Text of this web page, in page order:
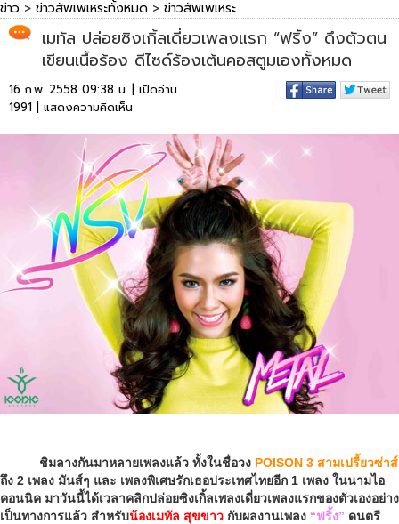
ข่าว > ข่าวสัพเพเหระทั้งหมด > ข่าวสัพเพเหระ
เมทัล ปล่อยซิงเกิ้ลเดี่ยวเพลงแรก “ฟริ้ง” ดึงตัวตน
เขียนเนื้อร้อง ดีไซด์ร้องเต้นคอสตูมเองทั้งหมด
16 ก.พ. 2558 09:38 น. | เปิดอ่าน
1991 | แสดงความคิดเห็น
ชิมลางกันมาหลายเพลงแล้ว ทั้งในชื่อวง POISON 3 สามเปรี้ยวซ่าส์
ถึง 2 เพลง มันส์ๆ และ เพลงพิเศษรักเธอประเทศไทยอีก 1 เพลง ในนามไอ
คอนนิค มาวันนี้ได้เวลาคลิกปล่อยซิงเกิ้ลเพลงเดี่ยวเพลงแรกของตัวเองอย่าง
เป็นทางการแล้ว สำหรับน้องเมทัล สุขขาว กับผลงานเพลง “ฟริ้ง” ดนตรี